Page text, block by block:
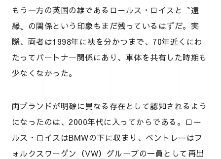
もう一方の英国の雄であるロールス・ロイスと〝遠
縁〟の関係という印象もまだ残っているはずだ。実
際、両者は1998年に袂を分かつまで、70年近くにわ
たってパートナー関係にあり、車体を共有した時期も
少なくなかった。
両ブランドが明確に異なる存在として認知されるよう
になったのは、2000年代に入ってからである。ロー
ルス・ロイスはBMWの下に収まり、ベントレーはフ
ォルクスワーゲン（VW）グループの一員として再出